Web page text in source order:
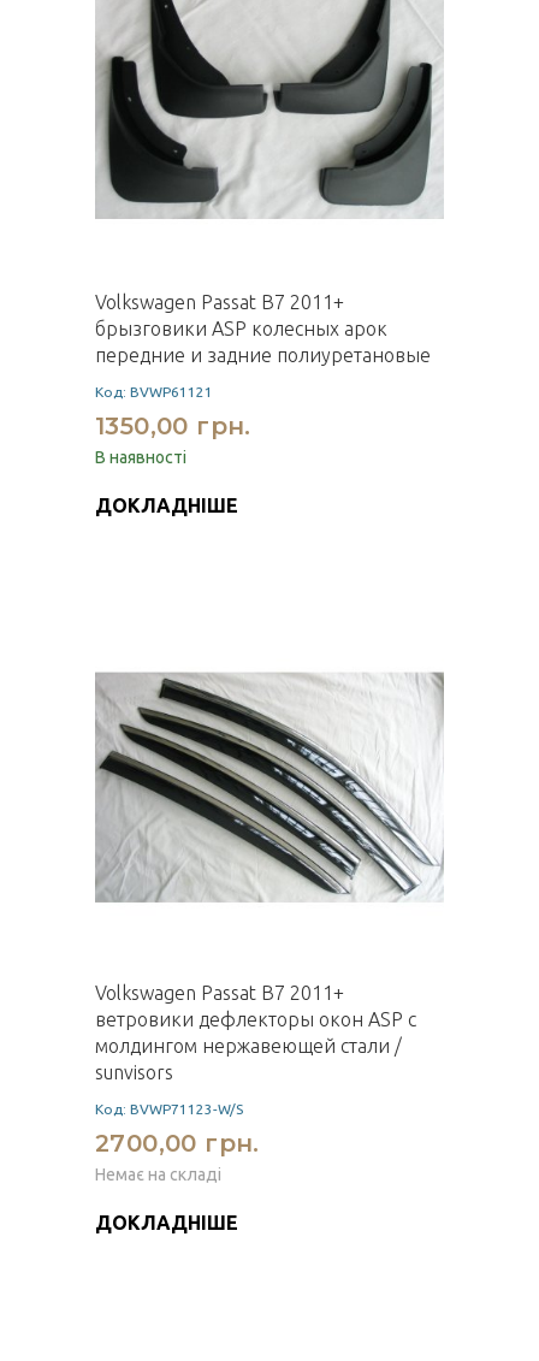
Volkswagen Passat B7 2011+
брызговики ASP колесных арок
передние и задние полиуретановые
Код: BVWP61121
1350,00 грн.
В наявності
ДОКЛАДНІШЕ
Volkswagen Passat B7 2011+
ветровики дефлекторы окон ASP с
молдингом нержавеющей стали /
sunvisors
Код: BVWP71123-W/S
2700,00 грн.
Немає на складі
ДОКЛАДНІШЕ